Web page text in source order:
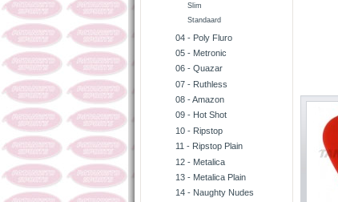
Slim
Standaard
04 - Poly Fluro
05 - Metronic
06 - Quazar
07 - Ruthless
08 - Amazon
09 - Hot Shot
10 - Ripstop
11 - Ripstop Plain
12 - Metalica
13 - Metalica Plain
14 - Naughty Nudes